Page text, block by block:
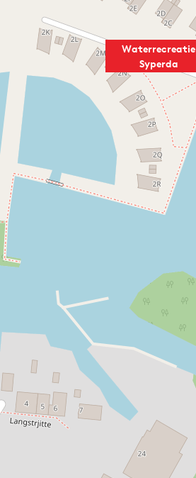
Waterrecreatie
Syperda